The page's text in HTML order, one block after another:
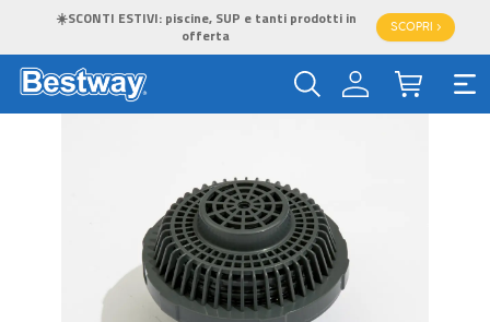
☀️SCONTI ESTIVI: piscine, SUP e tanti prodotti in
offerta
SCOPRI >